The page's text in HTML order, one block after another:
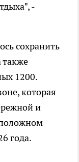
-
сохранить
также
1200.
которая
и
года.